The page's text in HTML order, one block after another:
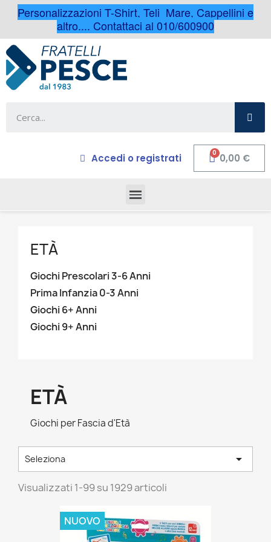
Personalizzazioni T-Shirt, Teli Mare, Cappellini e
altro.... Contattaci al 010/600900
Accedi o registrati 0,00 €
ETÀ
Giochi Prescolari 3-6 Anni
Prima Infanzia 0-3 Anni
Giochi 6+ Anni
Giochi 9+ Anni
ETÀ
Giochi per Fascia d'Età
Seleziona 
Visualizzati 1-99 su 1929 articoli
NUOVO